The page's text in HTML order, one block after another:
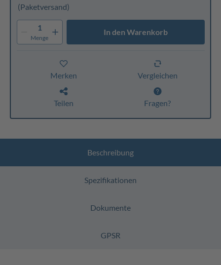
(Paketversand)
1
Menge
In den Warenkorb
Merken Vergleichen
Teilen Fragen?
Beschreibung
Spezifikationen
Dokumente
GPSR